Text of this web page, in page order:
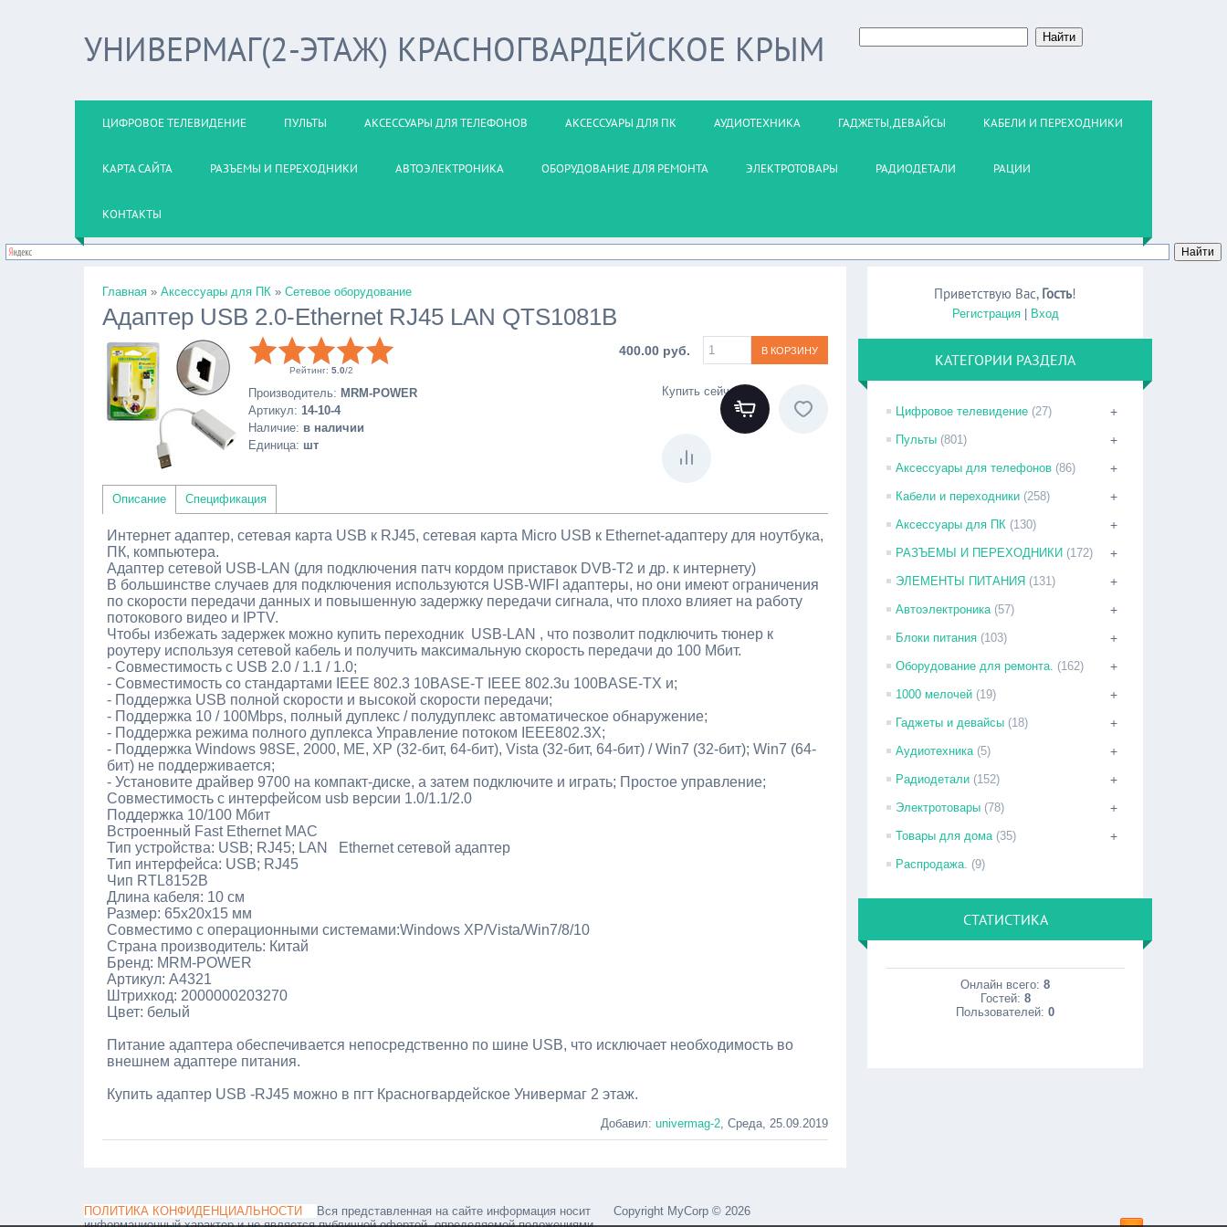
УНИВЕРМАГ(2-ЭТАЖ) КРАСНОГВАРДЕЙСКОЕ КРЫМ
ЦИФРОВОЕ ТЕЛЕВИДЕНИЕ ПУЛЬТЫ АКСЕССУАРЫ ДЛЯ ТЕЛЕФОНОВ АКСЕССУАРЫ ДЛЯ ПК АУДИОТЕХНИКА ГАДЖЕТЫ,ДЕВАЙСЫ КАБЕЛИ И ПЕРЕХОДНИКИ
КАРТА САЙТА РАЗЪЕМЫ И ПЕРЕХОДНИКИ АВТОЭЛЕКТРОНИКА ОБОРУДОВАНИЕ ДЛЯ РЕМОНТА ЭЛЕКТРОТОВАРЫ РАДИОДЕТАЛИ РАЦИИ
КОНТАКТЫ
Главная » Аксессуары для ПК » Сетевое оборудование
Адаптер USB 2.0-Ethernet RJ45 LAN QTS1081B
Рейтинг: 5.0/2
400.00 руб.
Производитель: MRM-POWER
Артикул: 14-10-4
Наличие: в наличии
Единица: шт
Купить сейчас
Описание Спецификация
Интернет адаптер, сетевая карта USB к RJ45, сетевая карта Micro USB к Ethernet-адаптеру для ноутбука,
ПК, компьютера.
Адаптер сетевой USB-LAN (для подключения патч кордом приставок DVB-T2 и др. к интернету)
В большинстве случаев для подключения используются USB-WIFI адаптеры, но они имеют ограничения
по скорости передачи данных и повышенную задержку передачи сигнала, что плохо влияет на работу
потокового видео и IPTV.
Чтобы избежать задержек можно купить переходник USB-LAN , что позволит подключить тюнер к
роутеру используя сетевой кабель и получить максимальную скорость передачи до 100 Мбит.
- Совместимость с USB 2.0 / 1.1 / 1.0;
- Совместимость со стандартами IEEE 802.3 10BASE-T IEEE 802.3u 100BASE-TX и;
- Поддержка USB полной скорости и высокой скорости передачи;
- Поддержка 10 / 100Mbps, полный дуплекс / полудуплекс автоматическое обнаружение;
- Поддержка режима полного дуплекса Управление потоком IEEE802.3X;
- Поддержка Windows 98SE, 2000, ME, XP (32-бит, 64-бит), Vista (32-бит, 64-бит) / Win7 (32-бит); Win7 (64-
бит) не поддерживается;
- Установите драйвер 9700 на компакт-диске, а затем подключите и играть; Простое управление;
Совместимость с интерфейсом usb версии 1.0/1.1/2.0
Поддержка 10/100 Мбит
Встроенный Fast Ethernet MAC
Тип устройства: USB; RJ45; LAN Ethernet сетевой адаптер
Тип интерфейса: USB; RJ45
Чип RTL8152B
Длина кабеля: 10 см
Размер: 65x20x15 мм
Совместимо с операционными системами:Windows XP/Vista/Win7/8/10
Страна производитель: Китай
Бренд: MRM-POWER
Артикул: A4321
Штрихкод: 2000000203270
Цвет: белый
Питание адаптера обеспечивается непосредственно по шине USB, что исключает необходимость во
внешнем адаптере питания.
Купить адаптер USB -RJ45 можно в пгт Красногвардейское Универмаг 2 этаж.
Добавил:univermag-2, Среда, 25.09.2019
Приветствую Вас, Гость!
Регистрация| Вход
КАТЕГОРИИ РАЗДЕЛА
+
Цифровое телевидение (27)
+
Пульты (801)
+
Аксессуары для телефонов (86)
+
Кабели и переходники (258)
+
Аксессуары для ПК (130)
+
РАЗЪЕМЫ И ПЕРЕХОДНИКИ (172)
+
ЭЛЕМЕНТЫ ПИТАНИЯ (131)
+
Автоэлектроника (57)
+
Блоки питания (103)
+
Оборудование для ремонта. (162)
+
1000 мелочей (19)
+
Гаджеты и девайсы (18)
+
Аудиотехника (5)
+
Радиодетали (152)
+
Электротовары (78)
+
Товары для дома (35)
Распродажа. (9)
СТАТИСТИКА
Онлайн всего:8
Гостей: 8
Пользователей:0
ПОЛИТИКА КОНФИДЕНЦИАЛЬНОСТИ
Вся представленная на сайте информация носит
Copyright MyCorp © 2026